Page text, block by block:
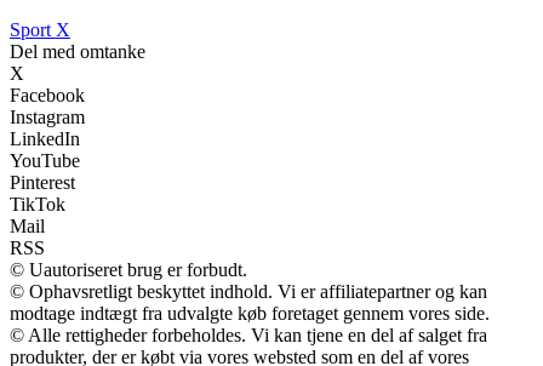
Sport X
Del med omtanke
X
Facebook
Instagram
LinkedIn
YouTube
Pinterest
TikTok
Mail
RSS
© Uautoriseret brug er forbudt.
© Ophavsretligt beskyttet indhold. Vi er affiliatepartner og kan
modtage indtægt fra udvalgte køb foretaget gennem vores side.
© Alle rettigheder forbeholdes. Vi kan tjene en del af salget fra
produkter, der er købt via vores websted som en del af vores